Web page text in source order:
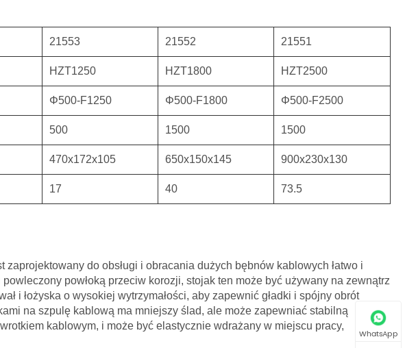
21553 21552 21551
HZT1250 HZT1800 HZT2500
Φ500-F1250 Φ500-F1800 Φ500-F2500
500 1500 1500
470x172x105 650x150x145 900x230x130
17 40 73.5
zaprojektowany do obsługi i obracania dużych bębnów kablowych łatwo i
powłoką przeciw korozji, stojak ten może być używany na zewnątrz
i łożyska o wysokiej wytrzymałości, aby zapewnić gładki i spójny obrót
na szpulę kablową ma mniejszy ślad, ale może zapewniać stabilną
kablowym, i może być elastycznie wdrażany w miejscu pracy,
WhatsApp